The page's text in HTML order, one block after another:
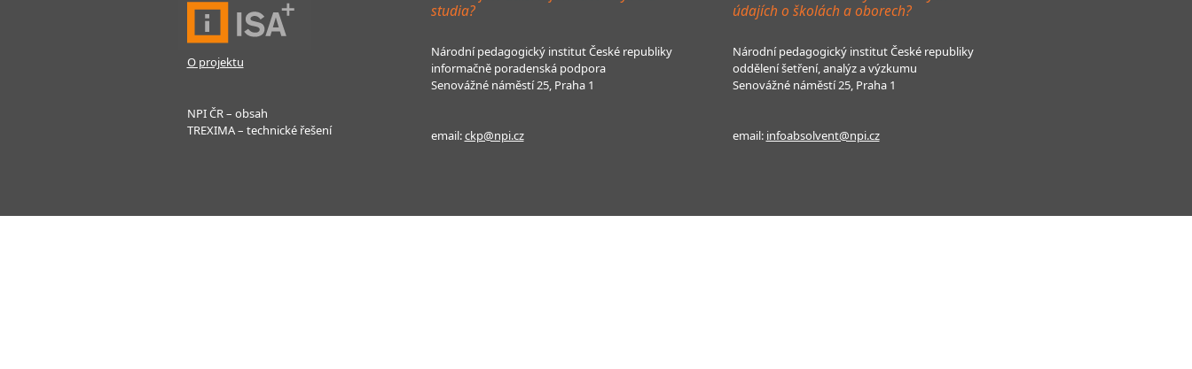
O projektu
NPI ČR – obsah
TREXIMA – technické řešení
studia?
Národní pedagogický institut České republiky
informačně poradenská podpora
Senovážné náměstí 25, Praha 1
email:ckp@npi.cz
údajích o školách a oborech?
Národní pedagogický institut České republiky
oddělení šetření, analýz a výzkumu
Senovážné náměstí 25, Praha 1
email: infoabsolvent@npi.cz